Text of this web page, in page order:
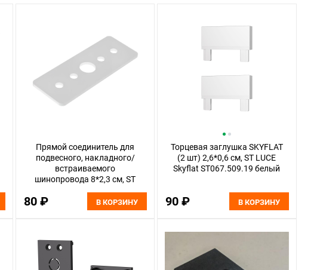
Прямой соединитель для
подвесного, накладного/
встраиваемого
шинопровода 8*2,3 см, ST
белый
80 ₽ В КОРЗИНУ
Торцевая заглушка SKYFLAT
(2 шт) 2,6*0,6 см, ST LUCE
Skyflat ST067.509.19 белый
90 ₽ В КОРЗИНУ